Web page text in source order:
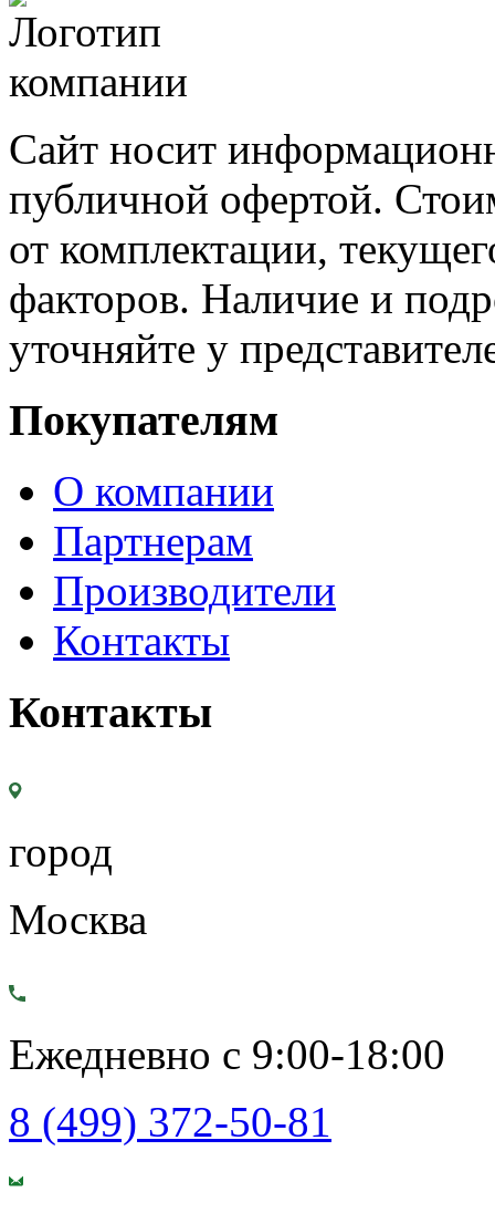
Сайт носит
публичной офертой.
от комплектации,
факторов. Наличие и
уточняйте у
Покупателям
О компании
Партнерам
Производители
Контакты
Контакты
город
Москва
Ежедневно с 9:00-18:00
8 (499) 372-50-81